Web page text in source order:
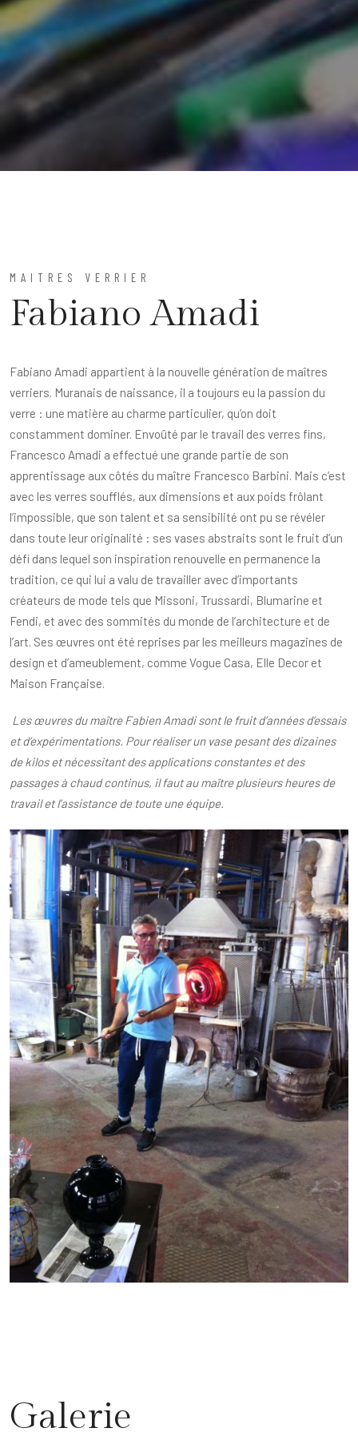
MAITRES VERRIER
Fabiano Amadi
Fabiano Amadi appartient à la nouvelle génération de maîtres
verriers. Muranais de naissance, il a toujours eu la passion du
verre : une matière au charme particulier, qu’on doit
constamment dominer. Envoûté par le travail des verres fins,
Francesco Amadi a effectué une grande partie de son
apprentissage aux côtés du maître Francesco Barbini. Mais c’est
avec les verres soufflés, aux dimensions et aux poids frôlant
l’impossible, que son talent et sa sensibilité ont pu se révéler
dans toute leur originalité : ses vases abstraits sont le fruit d’un
défi dans lequel son inspiration renouvelle en permanence la
tradition, ce qui lui a valu de travailler avec d’importants
créateurs de mode tels que Missoni, Trussardi, Blumarine et
Fendi, et avec des sommités du monde de l’architecture et de
l’art. Ses œuvres ont été reprises par les meilleurs magazines de
design et d’ameublement, comme Vogue Casa, Elle Decor et
Maison Française.
Les œuvres du maître Fabien Amadi sont le fruit d’années d’essais
et d’expérimentations. Pour réaliser un vase pesant des dizaines
de kilos et nécessitant des applications constantes et des
passages à chaud continus, il faut au maître plusieurs heures de
travail et l’assistance de toute une équipe.
Galerie